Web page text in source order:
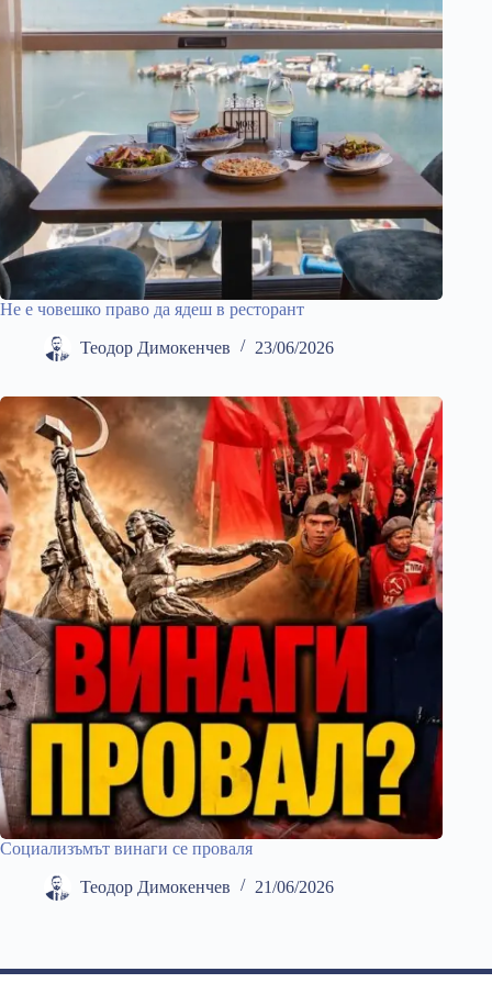
Не е човешко право да ядеш в ресторант
Теодор Димокенчев 23/06/2026
Социализъмът винаги се проваля
Теодор Димокенчев 21/06/2026